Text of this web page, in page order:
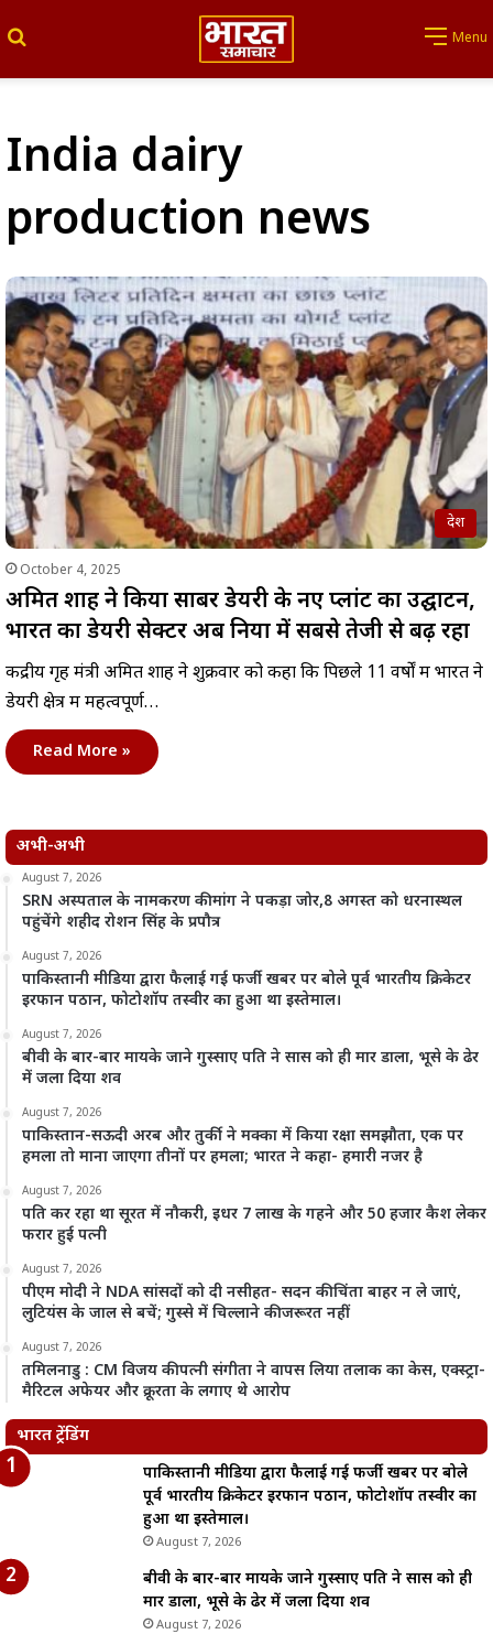
Menu
India dairy
production news
देश
October 4, 2025
अमित शाह ने किया साबर डेयरी के नए प्लांट का उद्घाटन,
भारत का डेयरी सेक्टर अब दुनिया में सबसे तेजी से बढ़ रहा
केंद्रीय गृह मंत्री अमित शाह ने शुक्रवार को कहा कि पिछले 11 वर्षों में भारत ने
डेयरी क्षेत्र में महत्वपूर्ण…
Read More »
अभी-अभी
August 7, 2026
SRN अस्पताल के नामकरण की मांग ने पकड़ा जोर,8 अगस्त को धरनास्थल
पहुंचेंगे शहीद रोशन सिंह के प्रपौत्र
August 7, 2026
पाकिस्तानी मीडिया द्वारा फैलाई गई फर्जी खबर पर बोले पूर्व भारतीय क्रिकेटर
इरफान पठान, फोटोशॉप तस्वीर का हुआ था इस्तेमाल।
August 7, 2026
बीवी के बार-बार मायके जाने गुस्साए पति ने सास को ही मार डाला, भूसे के ढेर
में जला दिया शव
August 7, 2026
पाकिस्तान-सऊदी अरब और तुर्की ने मक्का में किया रक्षा समझौता, एक पर
हमला तो माना जाएगा तीनों पर हमला; भारत ने कहा- हमारी नजर है
August 7, 2026
पति कर रहा था सूरत में नौकरी, इधर 7 लाख के गहने और 50 हजार कैश लेकर
फरार हुई पत्नी
August 7, 2026
पीएम मोदी ने NDA सांसदों को दी नसीहत- सदन की चिंता बाहर न ले जाएं,
लुटियंस के जाल से बचें; गुस्से में चिल्लाने की जरूरत नहीं
August 7, 2026
तमिलनाडु : CM विजय की पत्नी संगीता ने वापस लिया तलाक का केस, एक्स्ट्रा-
मैरिटल अफेयर और क्रूरता के लगाए थे आरोप
भारत ट्रेंडिंग
पाकिस्तानी मीडिया द्वारा फैलाई गई फर्जी खबर पर बोले
पूर्व भारतीय क्रिकेटर इरफान पठान, फोटोशॉप तस्वीर का
हुआ था इस्तेमाल।
August 7, 2026
बीवी के बार-बार मायके जाने गुस्साए पति ने सास को ही
मार डाला, भूसे के ढेर में जला दिया शव
August 7, 2026